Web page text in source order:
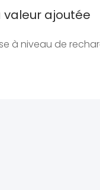
valeur ajoutée
à niveau de